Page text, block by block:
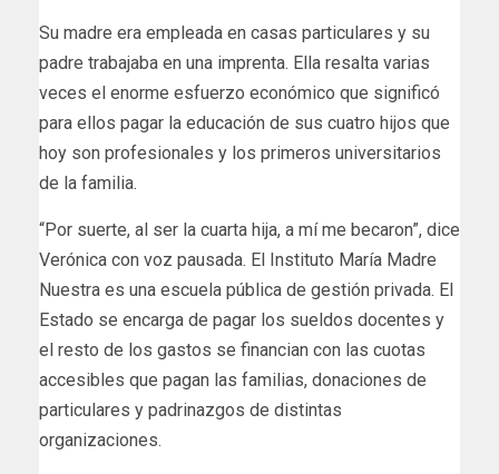
Su madre era empleada en casas particulares y su
padre trabajaba en una imprenta. Ella resalta varias
veces el enorme esfuerzo económico que significó
para ellos pagar la educación de sus cuatro hijos que
hoy son profesionales y los primeros universitarios
de la familia.
“Por suerte, al ser la cuarta hija, a mí me becaron”, dice
Verónica con voz pausada. El Instituto María Madre
Nuestra es una escuela pública de gestión privada. El
Estado se encarga de pagar los sueldos docentes y
el resto de los gastos se financian con las cuotas
accesibles que pagan las familias, donaciones de
particulares y padrinazgos de distintas
organizaciones.